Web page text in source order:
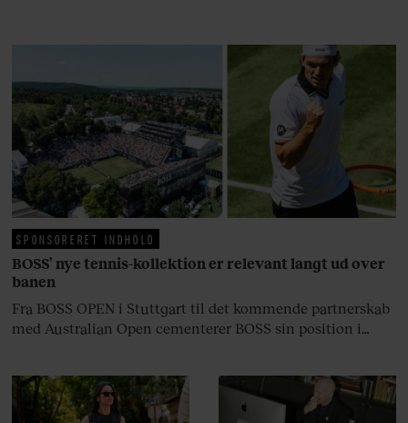
blevet voksen. Her indtager
fortællerens plads i et portræt om
arv, angst, familieliv, frygten for
at miste stemmen og den
livsglæde, han nægter at give slip
på.
SPONSORERET INDHOLD
BOSS’ nye tennis-kollektion er relevant langt ud over
banen
Fra BOSS OPEN i Stuttgart til det kommende partnerskab
med Australian Open cementerer BOSS sin position i